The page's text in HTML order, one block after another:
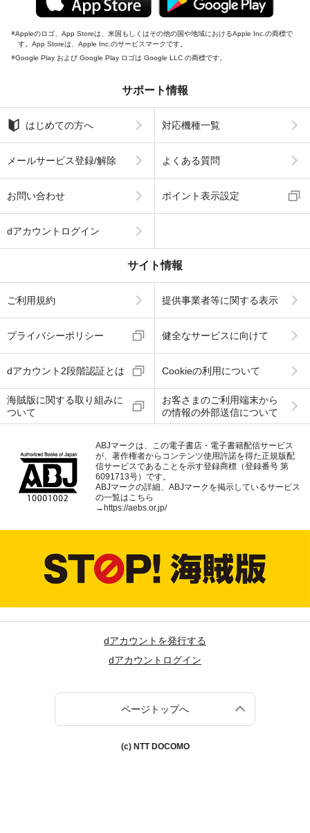
Appleのロゴ、App Storeは、米国もしくはその他の国や地域におけるApple Inc.の商標で
す。App Storeは、Apple Inc.のサービスマークです。
Google Play および Google Play ロゴは Google LLC の商標です。
サポート情報
はじめての方へ 対応機種一覧
メールサービス登録/解除 よくある質問
お問い合わせ ポイント表示設定
dアカウントログイン
サイト情報
ご利用規約 提供事業者等に関する表示
プライバシーポリシー 健全なサービスに向けて
dアカウント2段階認証とは Cookieの利用について
海賊版に関する取り組みに
ついて
お客さまのご利用端末から
の情報の外部送信について
ABJマークは、この電子書店・電子書籍配信サービス
が、著作権者からコンテンツ使用許諾を得た正規版配
信サービスであることを示す登録商標（登録番号 第
6091713号）です。
ABJマークの詳細、ABJマークを掲示しているサービス
の一覧はこちら
→https://aebs.or.jp/
dアカウントを発行する
dアカウントログイン
ページトップへ
(c) NTT DOCOMO